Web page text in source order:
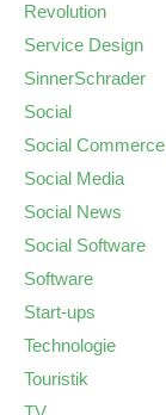
Revolution
Service Design
SinnerSchrader
Social
Social Commerce
Social Media
Social News
Social Software
Software
Start-ups
Technologie
Touristik